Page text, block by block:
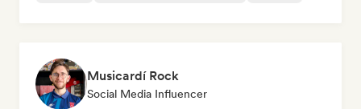
Musicardí Rock
Social Media Influencer